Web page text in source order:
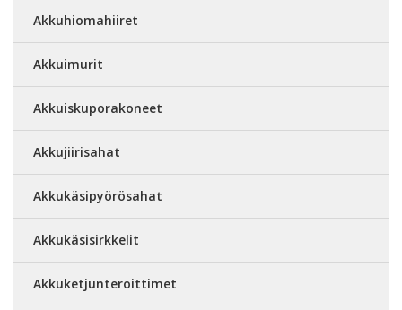
Akkuhiomahiiret
Akkuimurit
Akkuiskuporakoneet
Akkujiirisahat
Akkukäsipyörösahat
Akkukäsisirkkelit
Akkuketjunteroittimet